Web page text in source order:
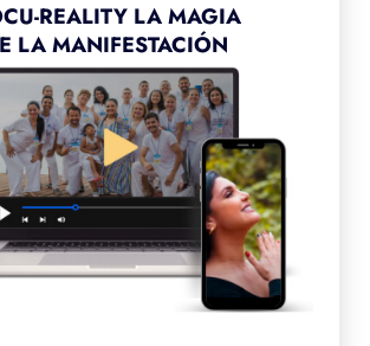
REALITY LA MAGIA
LA MANIFESTACIÓN